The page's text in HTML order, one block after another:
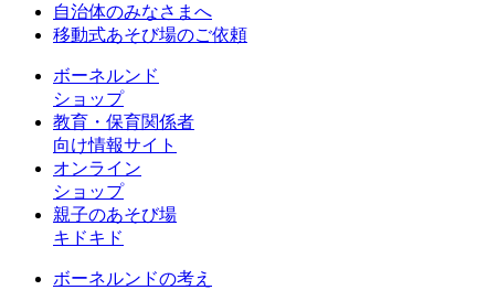
自治体のみなさまへ
移動式あそび場のご依頼
ボーネルンド
ショップ
教育・保育関係者
向け情報サイト
オンライン
ショップ
親子のあそび場
キドキド
ボーネルンドの考え